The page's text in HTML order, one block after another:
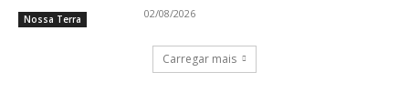
Nossa Terra 02/08/2026
Carregar mais